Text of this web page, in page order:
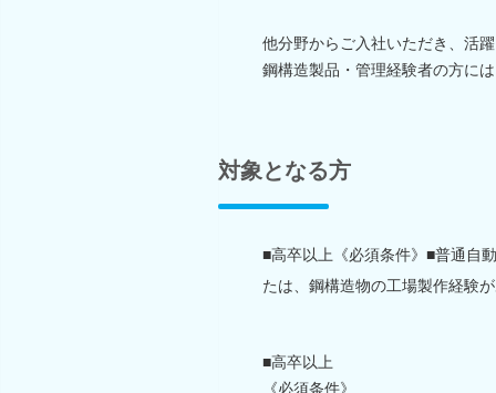
他分野からご入社いただき、活
鋼構造製品・管理経験者の方に
対象となる方
■高卒以上《必須条件》■普通自
たは、鋼構造物の工場製作経験
■高卒以上
《必須条件》